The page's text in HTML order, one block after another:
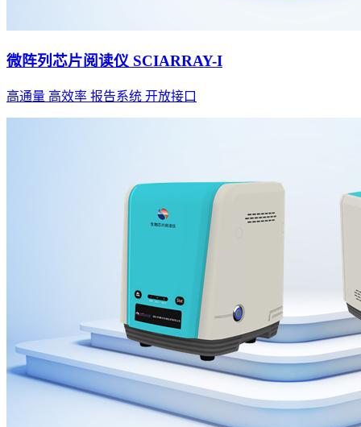
微阵列芯片阅读仪 SCIARRAY-I
高通量 高效率 报告系统 开放接口